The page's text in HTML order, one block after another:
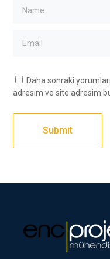
Daha sonraki
adresim ve site adresim